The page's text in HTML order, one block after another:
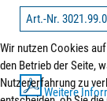
Art.-Nr.
Weitere
Wir nutzen Cookies
den Betrieb der Seite,
Nutzererfahrung zu